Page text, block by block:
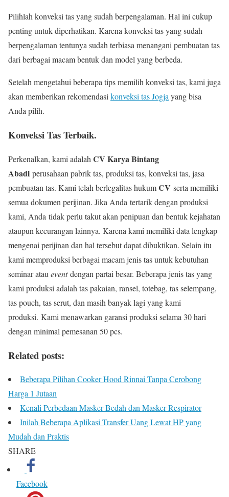
Pilihlah konveksi tas yang sudah berpengalaman. Hal ini cukup
penting untuk diperhatikan. Karena konveksi tas yang sudah
berpengalaman tentunya sudah terbiasa menangani pembuatan tas
dari berbagai macam bentuk dan model yang berbeda.
Setelah mengetahui beberapa tips memilih konveksi tas, kami juga
akan memberikan rekomendasikonveksi tas Jogjayang bisa
Anda pilih.
Konveksi Tas Terbaik.
Perkenalkan, kami adalah CV Karya Bintang
Abadi perusahaan pabrik tas, produksi tas, konveksi tas, jasa
pembuatan tas. Kami telah berlegalitas hukumCV serta memiliki
semua dokumen perijinan. Jika Anda tertarik dengan produksi
kami, Anda tidak perlu takut akan penipuan dan bentuk kejahatan
ataupun kecurangan lainnya. Karena kami memiliki data lengkap
mengenai perijinan dan hal tersebut dapat dibuktikan. Selain itu
kami memproduksi berbagai macam jenis tas untuk kebutuhan
seminar atau eventdengan partai besar. Beberapa jenis tas yang
kami produksi adalah tas pakaian, ransel, totebag, tas selempang,
tas pouch, tas serut, dan masih banyak lagi yang kami
produksi. Kami menawarkan garansi produksi selama 30 hari
dengan minimal pemesanan 50 pcs.
Related posts:
Beberapa Pilihan Cooker Hood Rinnai Tanpa Cerobong
Harga 1 Jutaan
Kenali Perbedaan Masker Bedah dan Masker Respirator
Inilah Beberapa Aplikasi Transfer Uang Lewat HP yang
Mudah dan Praktis
SHARE
Facebook